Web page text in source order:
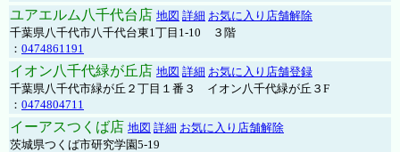
ユアエルム八千代台店 地図 詳細 お気に入り店舗解除
千葉県八千代市八千代台東1丁目1-10 ３階
： 0474861191
イオン八千代緑が丘店 地図 詳細 お気に入り店舗登録
千葉県八千代市緑が丘２丁目１番３ イオン八千代緑が丘３F
： 0474804711
イーアスつくば店 地図 詳細 お気に入り店舗解除
茨城県つくば市研究学園5-19